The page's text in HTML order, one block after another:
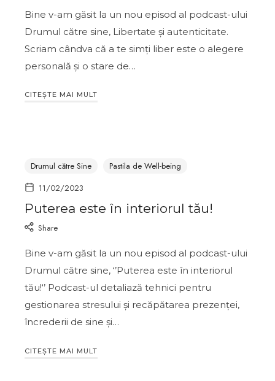
Bine v-am găsit la un nou episod al podcast-ului
Drumul către sine, Libertate și autenticitate.
Scriam cândva că a te simți liber este o alegere
personală și o stare de…
CITEȘTE MAI MULT
Drumul către Sine
Pastila de Well-being
11/02/2023
Puterea este în interiorul tău!
Share
Bine v-am găsit la un nou episod al podcast-ului
Drumul către sine, ‘’Puterea este în interiorul
tău!‘’ Podcast-ul detaliază tehnici pentru
gestionarea stresului și recăpătarea prezenței,
încrederii de sine și…
CITEȘTE MAI MULT